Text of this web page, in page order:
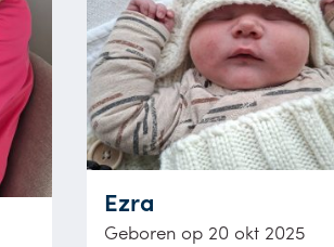
Ezra
Geboren op 20 okt 2025